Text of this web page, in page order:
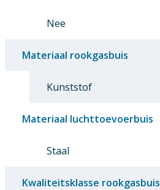
Nee
Materiaal rookgasbuis
Kunststof
Materiaal luchttoevoerbuis
Staal
Kwaliteitsklasse rookgasbuis